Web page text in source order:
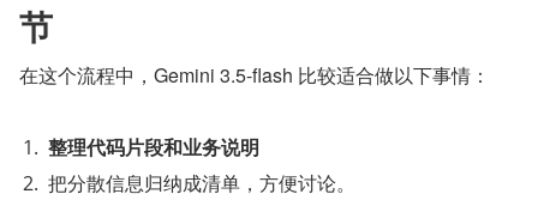
节
在这个流程中，Gemini 3.5-flash 比较适合做以下事情：
整理代码片段和业务说明
把分散信息归纳成清单，方便讨论。